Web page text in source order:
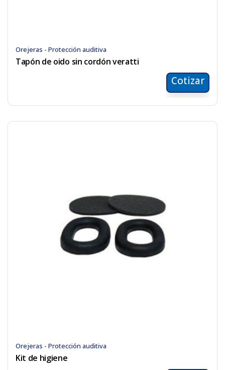
Orejeras - Protección auditiva
Tapón de oido sin cordón veratti
Cotizar
Orejeras - Protección auditiva
Kit de higiene